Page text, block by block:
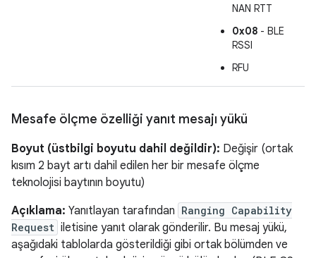
NAN RTT
0x08 - BLE
RSSI
RFU
Mesafe ölçme özelliği yanıt mesajı yükü
Boyut (üstbilgi boyutu dahil değildir): Değişir (ortak
kısım 2 bayt artı dahil edilen her bir mesafe ölçme
teknolojisi baytının boyutu)
Açıklama: Yanıtlayan tarafından Ranging Capability
Request iletisine yanıt olarak gönderilir. Bu mesaj yükü,
aşağıdaki tablolarda gösterildiği gibi ortak bölümden ve